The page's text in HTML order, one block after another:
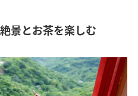
景とお茶を楽しむ